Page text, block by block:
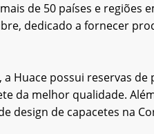
de 50 países e
dedicado a fornecer
Huace possui reservas
da melhor qualidade.
design de capacetes na